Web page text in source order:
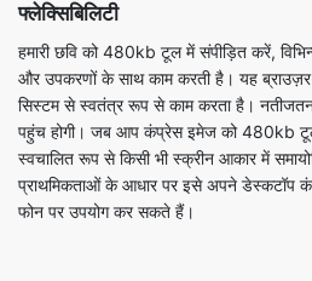
सिस्टम से स्वतंत्र रूप से काम करता है।
पहुंच होगी। जब आप कंप्रेस इमेज को 480kb
स्वचालित रूप से किसी भी स्क्रीन आकार में
प्राथमिकताओं के आधार पर इसे अपने डेस्कटॉप
फोन पर उपयोग कर सकते हैं।